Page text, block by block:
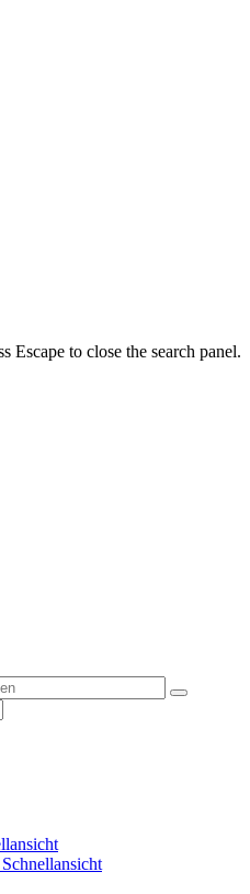
Escape to close the search panel.
Schnellansicht